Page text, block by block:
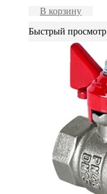
В корзину
Быстрый просмотр